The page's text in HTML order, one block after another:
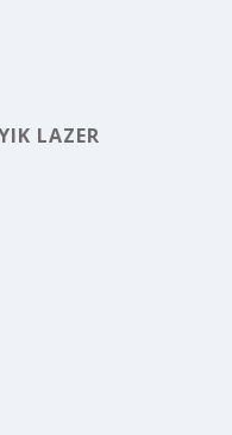
LAZER